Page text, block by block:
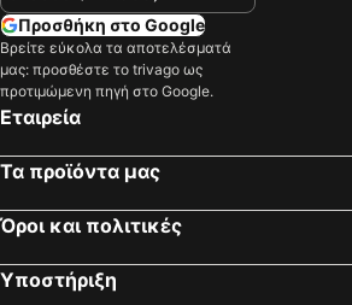
Προσθήκη στο Google
Βρείτε εύκολα τα αποτελέσματά
μας: προσθέστε το trivago ως
προτιμώμενη πηγή στο Google.
Εταιρεία
Τα προϊόντα μας
Όροι και πολιτικές
Υποστήριξη